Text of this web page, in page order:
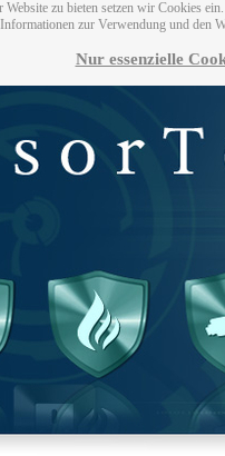
zu bieten setzen wir Cookies
zur Verwendung und den
Nur essenzielle